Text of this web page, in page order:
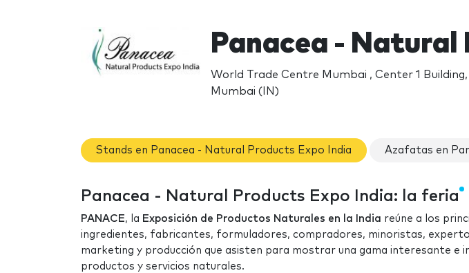
Panacea -
World Trade Centre Mumbai , Center 1
Mumbai (IN)
Stands en Panacea - Natural Products Expo India Azafatas en
Panacea - Natural Products Expo India: la feria
PANACE, la Exposición de Productos Naturales en la India reúne a los
ingredientes, fabricantes, formuladores, compradores, minoristas,
marketing y producción que asisten para mostrar una gama interesante e
productos y servicios naturales.